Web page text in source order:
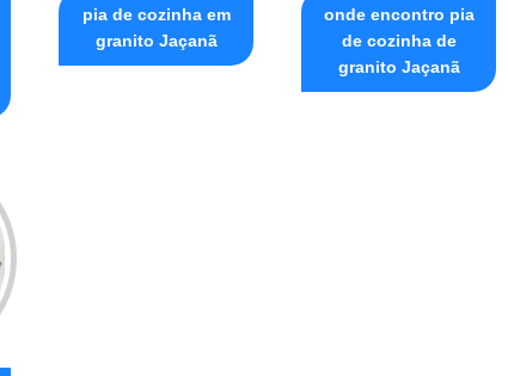
pia de cozinha em
granito Jaçanã
onde encontro pia
de cozinha de
granito Jaçanã